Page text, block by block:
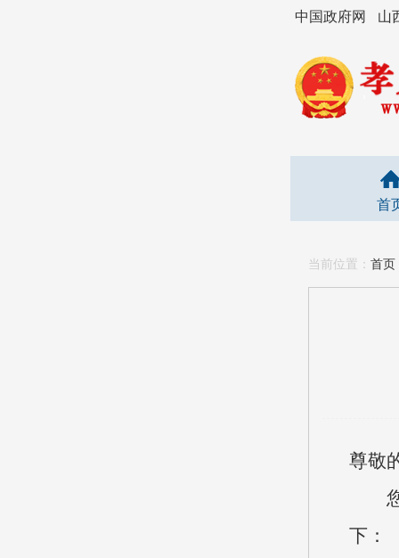
中国政府网 山
首
当前位置： 首页
尊敬
下：